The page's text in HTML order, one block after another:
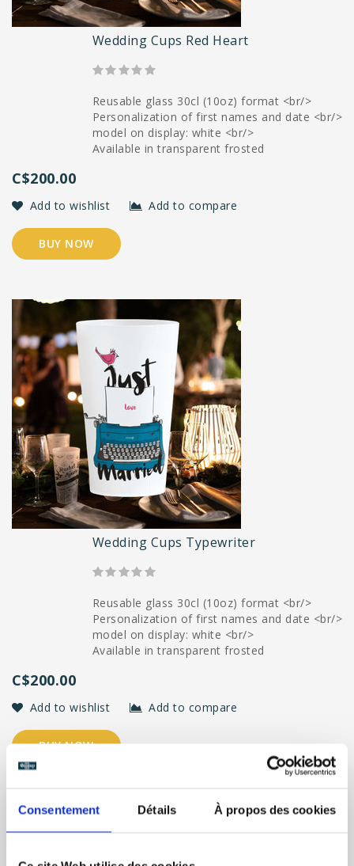
Consentement Détails À propos des cookies
Wedding Cups Red Heart
Reusable glass 30cl (10oz) format <br/>
Personalization of first names and date <br/>
model on display: white <br/>
Available in transparent frosted
C$200.00
Add to wishlist Add to compare
BUY NOW
Wedding Cups Typewriter
Reusable glass 30cl (10oz) format <br/>
Personalization of first names and date <br/>
model on display: white <br/>
Available in transparent frosted
C$200.00
Add to wishlist Add to compare
BUY NOW